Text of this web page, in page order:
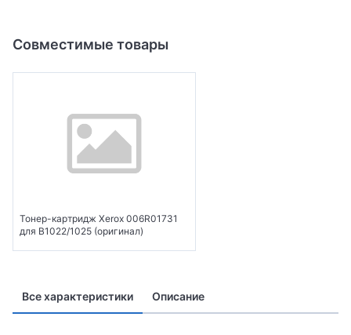
Совместимые товары
Тонер-картридж Xerox 006R01731
для B1022/1025 (оригинал)
Все характеристики Описание